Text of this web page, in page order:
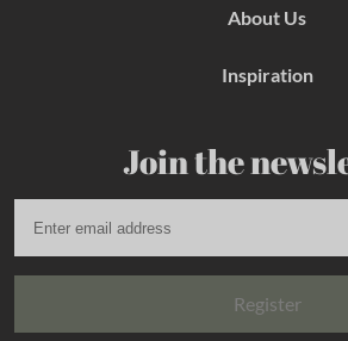
About Us
Inspiration
Join the
Register